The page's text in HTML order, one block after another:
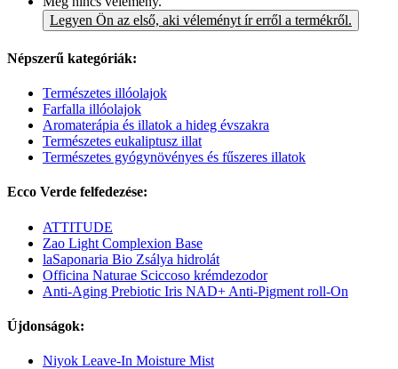
Legyen Ön az első, aki véleményt ír erről a termékről.
Népszerű kategóriák:
Természetes illóolajok
Farfalla illóolajok
Aromaterápia és illatok a hideg évszakra
Természetes eukaliptusz illat
Természetes gyógynövényes és fűszeres illatok
Ecco Verde felfedezése:
ATTITUDE
Zao Light Complexion Base
laSaponaria Bio Zsálya hidrolát
Officina Naturae Sciccoso krémdezodor
Anti-Aging Prebiotic Iris NAD+ Anti-Pigment roll-On
Újdonságok:
Niyok Leave-In Moisture Mist